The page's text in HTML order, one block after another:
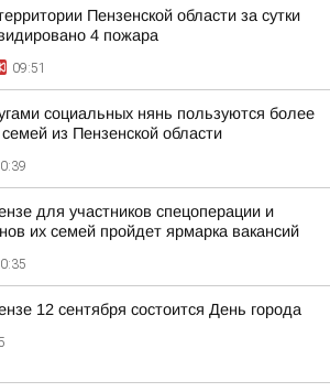
Пензенской области за сутки
4 пожара
09:51
социальных нянь пользуются более
из Пензенской области
для участников спецоперации и
их семей пройдет ярмарка вакансий
12 сентября состоится День города